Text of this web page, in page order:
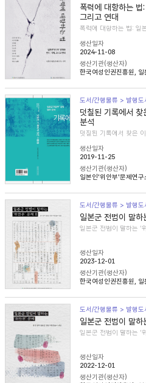
폭력에 대항하는
그리고 연대
폭력에 대항하는 법: 일
생산일자
2024-11-08
생산기관(생산자)
도서/간행물류 > 발행도
덧칠된 기록에서
분석
덧칠된 기록에서 찾은
생산일자
2019-11-25
생산기관(생산자)
도서/간행물류 > 발행도
일본군 전범이 말
일본군 전범이 말하는 '
생산일자
2023-12-01
생산기관(생산자)
도서/간행물류 > 발행도
일본군 전범이 말
일본군 전범이 말하는 '
생산일자
2022-12-01
생산기관(생산자)